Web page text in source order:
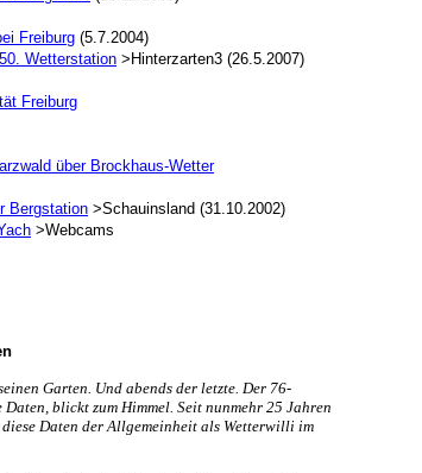
Freiburg (5.7.2004)
Wetterstation >Hinterzarten3 (26.5.2007)
Freiburg
über Brockhaus-Wetter
Bergstation >Schauinsland (31.10.2002)
>Webcams
Garten. Und abends der letzte. Der 76-
blickt zum Himmel. Seit nunmehr 25 Jahren
Daten der Allgemeinheit als Wetterwilli im